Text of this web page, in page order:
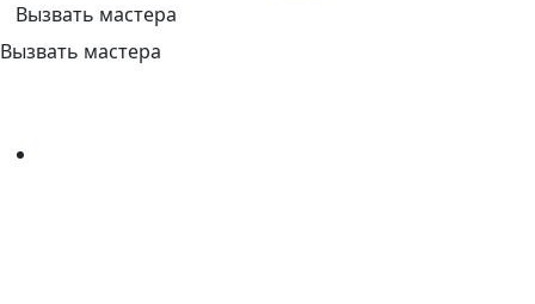
Вызвать мастера
Вызвать мастера